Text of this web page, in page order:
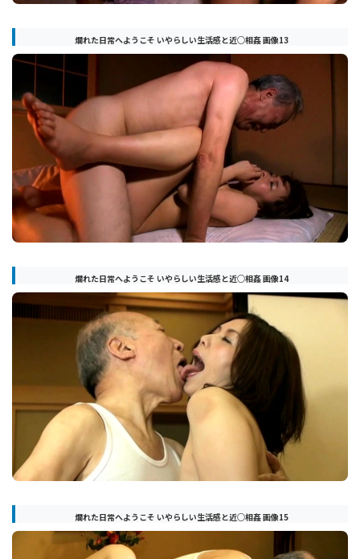
爛れた日常へようこそ いやらしい生活感と近○相姦 画像13
爛れた日常へようこそ いやらしい生活感と近○相姦 画像14
爛れた日常へようこそ いやらしい生活感と近○相姦 画像15